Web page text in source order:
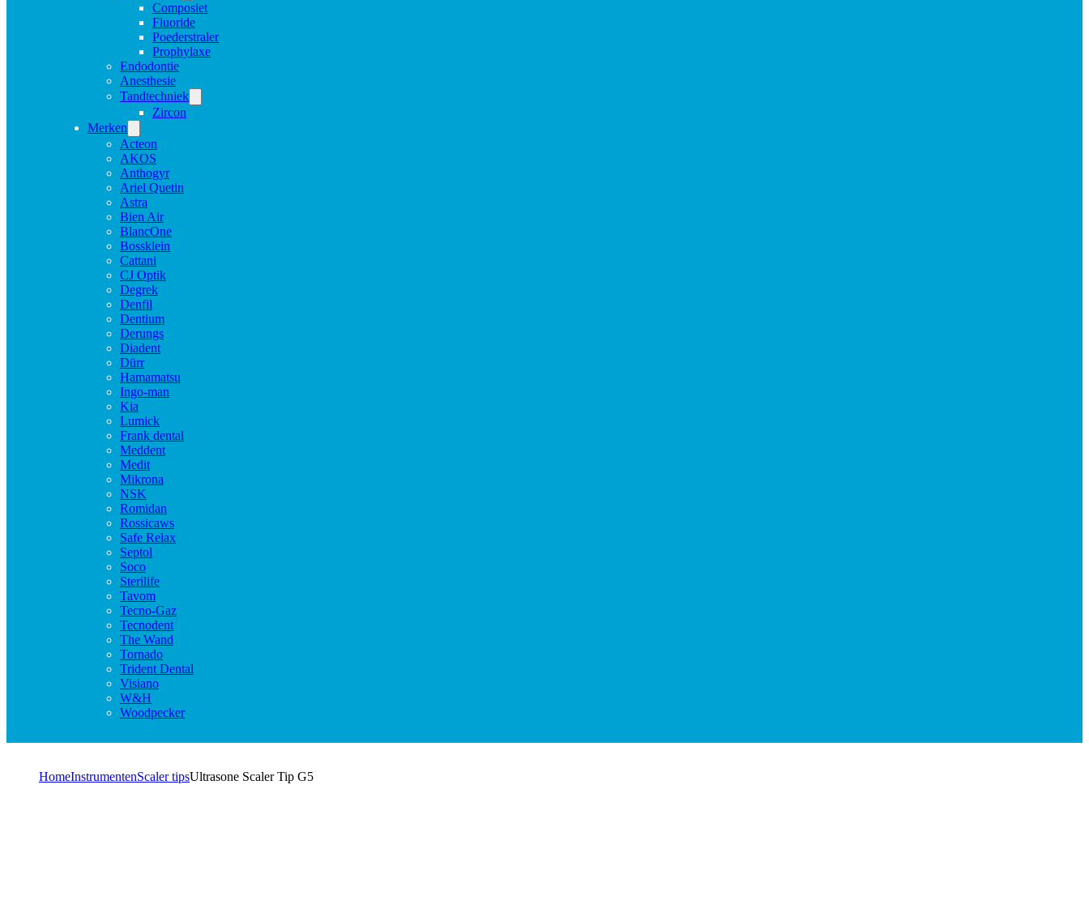
Composiet
Fluoride
Poederstraler
Prophylaxe
Endodontie
Anesthesie
Tandtechniek
Zircon
Merken
Acteon
AKOS
Anthogyr
Ariel Quetin
Astra
Bien Air
BlancOne
Bossklein
Cattani
CJ Optik
Degrek
Denfil
Dentium
Derungs
Diadent
Dürr
Hamamatsu
Ingo-man
Kia
Lumick
Frank dental
Meddent
Medit
Mikrona
NSK
Romidan
Rossicaws
Safe Relax
Septol
Soco
Sterilife
Tavom
Tecno-Gaz
Tecnodent
The Wand
Tornado
Trident Dental
Visiano
W&H
Woodpecker
HomeInstrumentenScaler tipsUltrasone Scaler Tip G5